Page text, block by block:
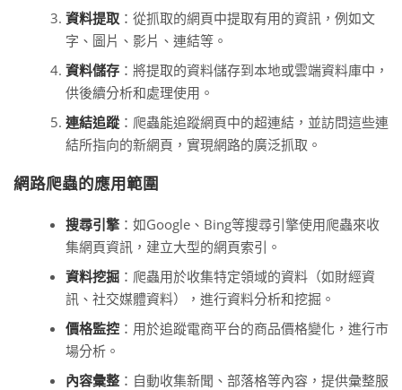
資料提取：從抓取的網頁中提取有用的資訊，例如文
字、圖片、影片、連結等。
資料儲存：將提取的資料儲存到本地或雲端資料庫中，
供後續分析和處理使用。
連結追蹤：爬蟲能追蹤網頁中的超連結，並訪問這些連
結所指向的新網頁，實現網路的廣泛抓取。
網路爬蟲的應用範圍
搜尋引擎：如Google、Bing等搜尋引擎使用爬蟲來收
集網頁資訊，建立大型的網頁索引。
資料挖掘：爬蟲用於收集特定領域的資料（如財經資
訊、社交媒體資料），進行資料分析和挖掘。
價格監控：用於追蹤電商平台的商品價格變化，進行市
場分析。
內容彙整：自動收集新聞、部落格等內容，提供彙整服